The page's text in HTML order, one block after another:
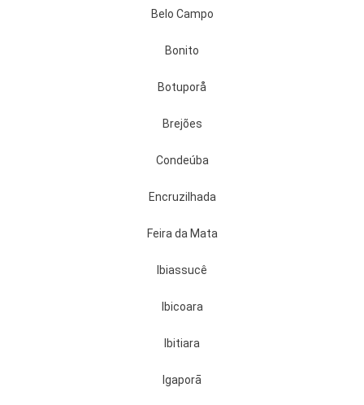
Belo Campo
Bonito
Botuporå
Brejões
Condeúba
Encruzilhada
Feira da Mata
Ibiassucê
Ibicoara
Ibitiara
Igaporā